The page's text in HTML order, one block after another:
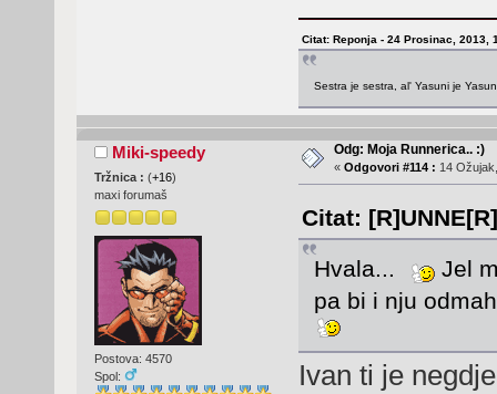
Citat: Reponja - 24 Prosinac, 2013,
Sestra je sestra, al' Yasuni je
Miki-speedy
Tržnica : (+16)
maxi forumaš
Postova: 4570
Spol:
Odg: Moja Runnerica.. :)
« Odgovori #114 : 14
Citat:
Hvala...
Jel
pa bi i nju
Ivan ti je